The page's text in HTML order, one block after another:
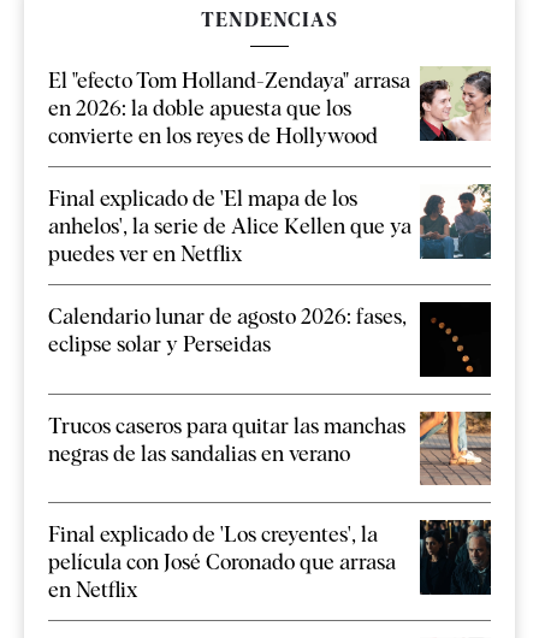
TENDENCIAS
El "efecto Tom Holland-Zendaya" arrasa
en 2026: la doble apuesta que los
convierte en los reyes de Hollywood
Final explicado de 'El mapa de los
anhelos', la serie de Alice Kellen que ya
puedes ver en Netflix
Calendario lunar de agosto 2026: fases,
eclipse solar y Perseidas
Trucos caseros para quitar las manchas
negras de las sandalias en verano
Final explicado de 'Los creyentes', la
película con José Coronado que arrasa
en Netflix